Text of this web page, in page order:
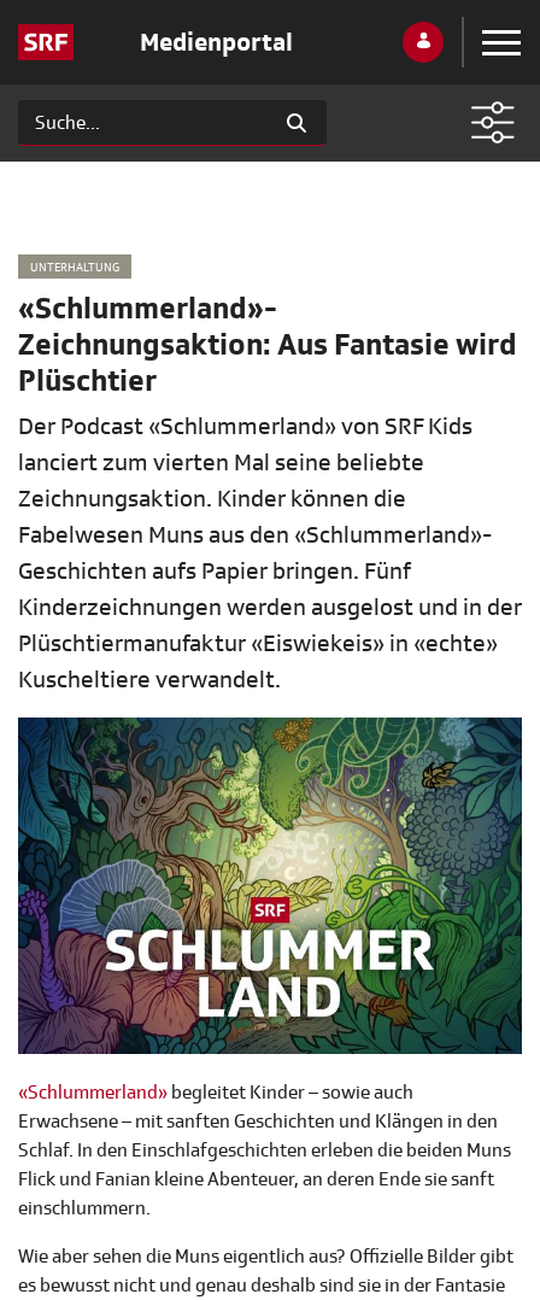
Medienportal
UNTERHALTUNG
«Schlummerland»-
Zeichnungsaktion: Aus Fantasie wird
Plüschtier
Der Podcast «Schlummerland» von SRF Kids
lanciert zum vierten Mal seine beliebte
Zeichnungsaktion. Kinder können die
Fabelwesen Muns aus den «Schlummerland»-
Geschichten aufs Papier bringen. Fünf
Kinderzeichnungen werden ausgelost und in der
Plüschtiermanufaktur «Eiswiekeis» in «echte»
Kuscheltiere verwandelt.
«Schlummerland» begleitet Kinder – sowie auch
Erwachsene – mit sanften Geschichten und Klängen in den
Schlaf. In den Einschlafgeschichten erleben die beiden Muns
Flick und Fanian kleine Abenteuer, an deren Ende sie sanft
einschlummern.
Wie aber sehen die Muns eigentlich aus? Offizielle Bilder gibt
es bewusst nicht und genau deshalb sind sie in der Fantasie